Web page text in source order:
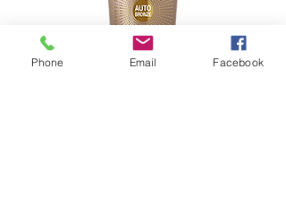
Phone Email Facebook